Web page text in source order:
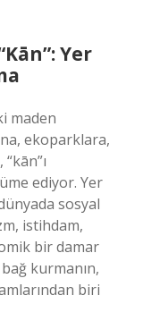
Yer
maden
ekoparklara,
ediyor. Yer
sosyal
istihdam,
bir damar
kurmanın,
biri